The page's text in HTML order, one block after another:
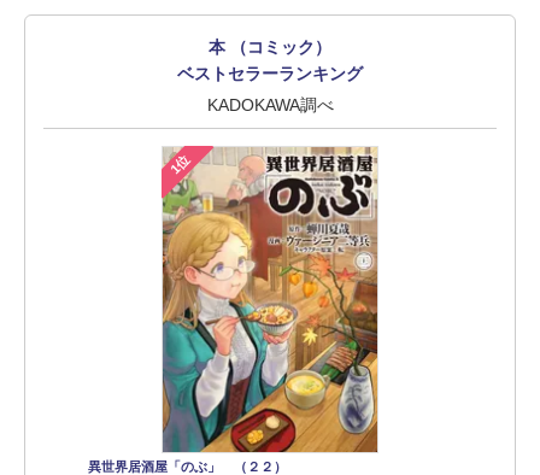
本 （コミック）
ベストセラーランキング
KADOKAWA調べ
1位
異世界居酒屋「のぶ」 （２２）